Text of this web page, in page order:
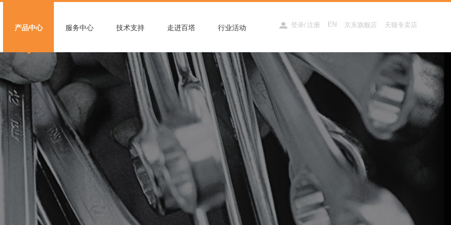
天猫专卖店
京东旗舰店
EN
登录/ 注册
产品中心 服务中心 技术支持 走进百塔 行业活动